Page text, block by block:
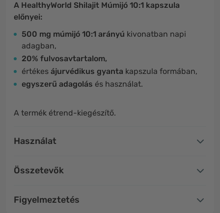
A HealthyWorld Shilajit Múmijó 10:1 kapszula
előnyei:
500 mg múmijó 10:1 arányú kivonatban napi
adagban,
20% fulvosavtartalom,
értékes ájurvédikus gyanta kapszula formában,
egyszerű adagolás és használat.
A termék étrend-kiegészítő.
Használat
Összetevők
Figyelmeztetés